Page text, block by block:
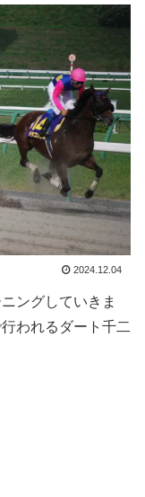
2024.12.04
ングしていきま
われるダート千二